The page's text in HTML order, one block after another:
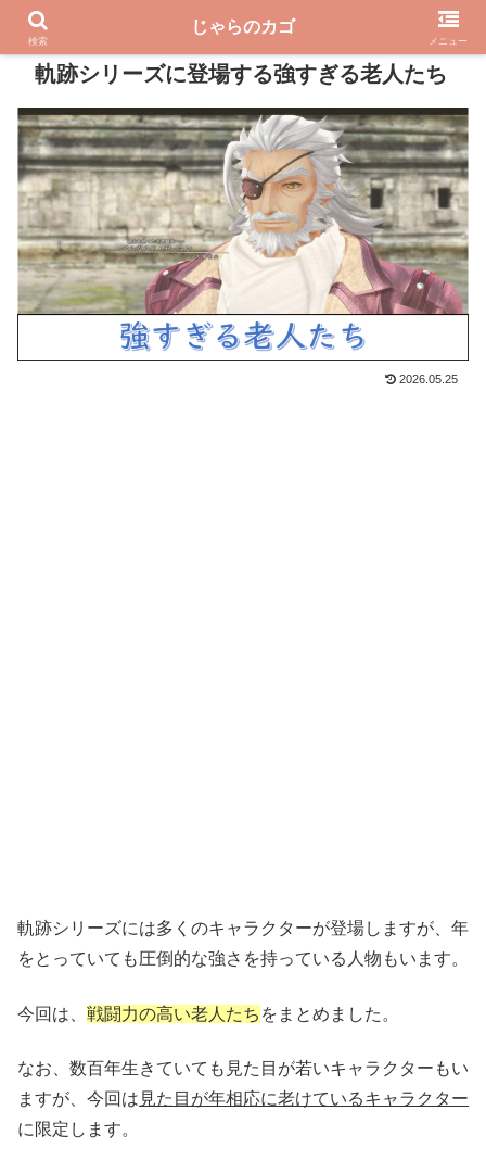
PR
軌跡シリーズに登場する強すぎる老人たち
2026.05.25
軌跡シリーズには多くのキャラクターが登場しますが、年
をとっていても圧倒的な強さを持っている人物もいます。
今回は、 戦闘力の高い老人たち をまとめました。
なお、数百年生きていても見た目が若いキャラクターもい
ますが、今回は 見た目が年相応に老けているキャラクター
に限定します。
検索
じゃらのカゴ
メニュー